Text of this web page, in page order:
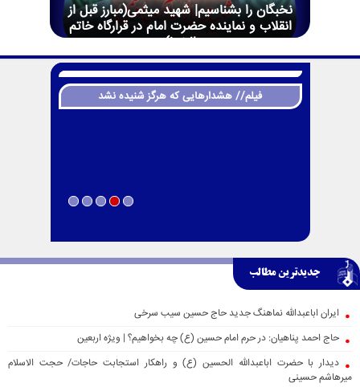
نخبگان را بشناسیم| شهید میثمی(مبارز قبل از
انقلاب و نماینده حضرت امام در قرارگاه خاتم
الانبیا)
فیلم// هشدارهایی که هرگز شنیده نشد
جدیدترین مطالب
ایران اباعبدالله نماهنگ جدید حاج حسین سیب سرخی
حاج احمد پناهیان: در حرم امام حسین (ع) چه بخواهیم؟ | ویژه اربعین
دیدار با حضرت اباعبدالله الحسین (ع) و راهکار استجابت حاجات/ حجت الاسلام
میرهاشم حسینی